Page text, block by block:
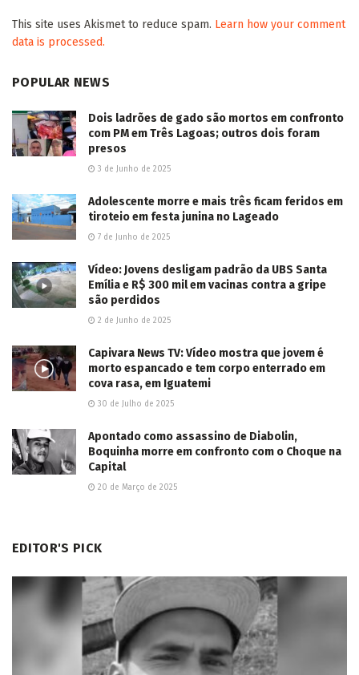
This site uses Akismet to reduce spam. Learn how your comment
data is processed.
POPULAR NEWS
Dois ladrões de gado são mortos em confronto
com PM em Três Lagoas; outros dois foram
presos
3 de Junho de 2025
Adolescente morre e mais três ficam feridos em
tiroteio em festa junina no Lageado
7 de Junho de 2025
Vídeo: Jovens desligam padrão da UBS Santa
Emília e R$ 300 mil em vacinas contra a gripe
são perdidos
2 de Junho de 2025
Capivara News TV: Vídeo mostra que jovem é
morto espancado e tem corpo enterrado em
cova rasa, em Iguatemi
30 de Julho de 2025
Apontado como assassino de Diabolin,
Boquinha morre em confronto com o Choque na
Capital
20 de Março de 2025
EDITOR'S PICK